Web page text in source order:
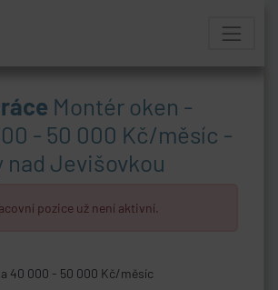
Montér oken -
- 50 000 Kč/měsíc -
nad Jevišovkou
pozice už není aktivní.
40 000 - 50 000 Kč/měsíc